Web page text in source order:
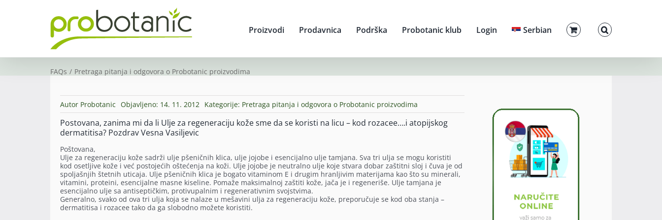
Proizvodi Prodavnica Podrška Probotanic klub Login Serbian
FAQs Pretraga pitanja i odgovora o Probotanic proizvodima
Autor Probotanic Objavljeno: 14. 11. 2012 Kategorije: Pretraga pitanja i odgovora o Probotanic proizvodima
Postovana, zanima mi da li Ulje za regeneraciju kože sme da se koristi na licu – kod rozacee….i atopijskog
dermatitisa? Pozdrav Vesna Vasiljevic
Poštovana,
Ulje za regeneraciju kože sadrži ulje pšeničnih klica, ulje jojobe i esencijalno ulje tamjana. Sva tri ulja se mogu koristiti
kod osetljive kože i već postojećih oštećenja na koži. Ulje jojobe je neutralno ulje koje stvara dobar zaštitni sloj i čuva je od
spoljašnjih štetnih uticaja. Ulje pšeničnih klica je bogato vitaminom E i drugim hranljivim materijama kao što su minerali,
vitamini, proteini, esencijalne masne kiseline. Pomaže maksimalnoj zaštiti kože, jača je i regeneriše. Ulje tamjana je
esencijalno ulje sa antiseptičkim, protivupalnim i regenerativnim svojstvima.
Generalno, svako od ova tri ulja koja se nalaze u mešavini ulja za regeneraciju kože, preporučuje se kod oba stanja –
dermatitisa i rozacee tako da ga slobodno možete koristiti.